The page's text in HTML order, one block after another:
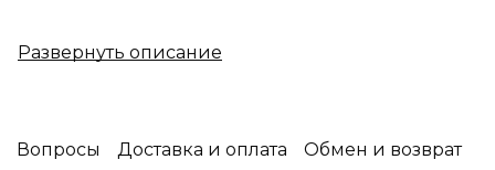
происхождения, который изготавливают из
обладает гигроскопичностью и
Вопросы Доставка и оплата Обмен и возврат